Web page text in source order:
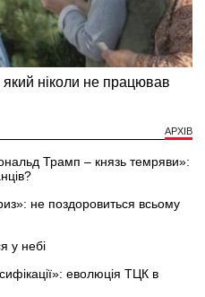
АРХІВ
Трамп – князь темряви»:
не поздоровиться всьому
у небі
еволюція ТЦК в